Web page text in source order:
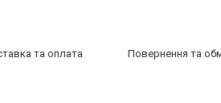
та оплата Повернення та